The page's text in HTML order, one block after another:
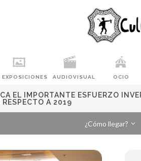
EXPOSICIONES AUDIOVISUAL OCIO
EL IMPORTANTE ESFUERZO
A 2019
¿Cómo llegar?